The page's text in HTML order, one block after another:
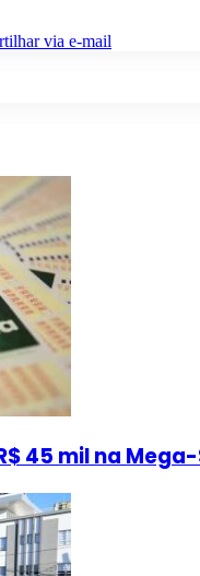
via e-mail
45 mil na